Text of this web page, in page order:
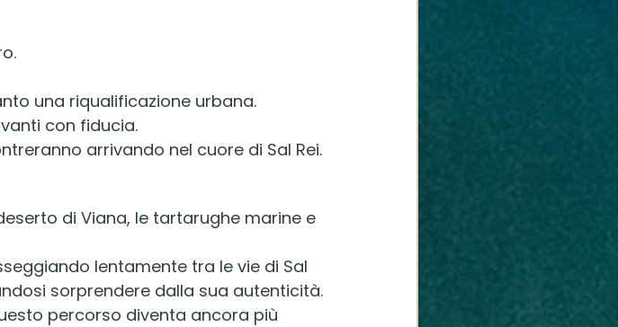
una riqualificazione urbana.
con fiducia.
arrivando nel cuore di Sal Rei.
di Viana, le tartarughe marine e
lentamente tra le vie di Sal
sorprendere dalla sua autenticità.
percorso diventa ancora più